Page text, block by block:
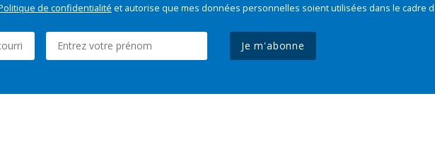
de confidentialité et autorise que mes données personnelles soient utilisées dans le cadre
Je m'abonne